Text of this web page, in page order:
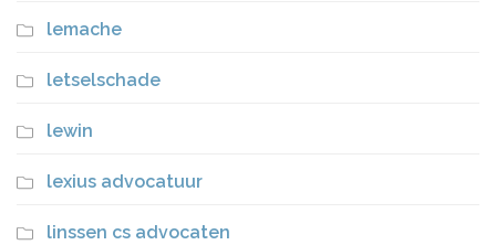
lemache
letselschade
lewin
lexius advocatuur
linssen cs advocaten